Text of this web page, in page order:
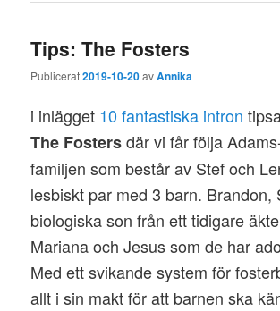
Tips: The Fosters
Publicerat2019-10-20avAnnika
i inlägget 10 fantastiska intron
The Fostersdär vi får följa
familjen som består av Stef och
lesbiskt par med 3 barn. Brandon,
biologiska son från ett tidigare
Mariana och Jesus som de har
Med ett svikande system för
allt i sin makt för att barnen ska